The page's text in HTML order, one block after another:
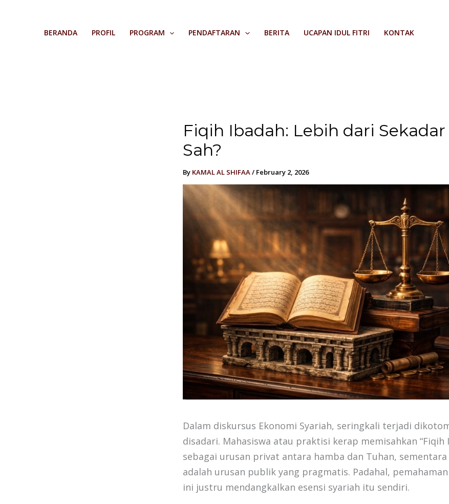
BERANDA PROFIL PROGRAM PENDAFTARAN BERITA UCAPAN IDUL FITRI KONTAK
Fiqih Ibadah: Lebih dari
Sah?
By KAMAL AL SHIFAA/ February 2, 2026
Dalam diskursus Ekonomi Syariah, seringkali terjadi
disadari. Mahasiswa atau praktisi kerap memisahkan “Fiqih
sebagai urusan privat antara hamba dan Tuhan, sementara
adalah urusan publik yang pragmatis. Padahal,
ini justru mendangkalkan esensi syariah itu sendiri.